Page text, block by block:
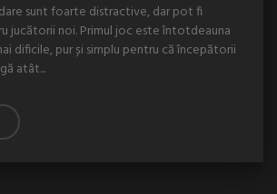
sunt foarte distractive, dar pot fi
jucătorii noi. Primul joc este întotdeauna
dificile, pur și simplu pentru că începătorii
atât...